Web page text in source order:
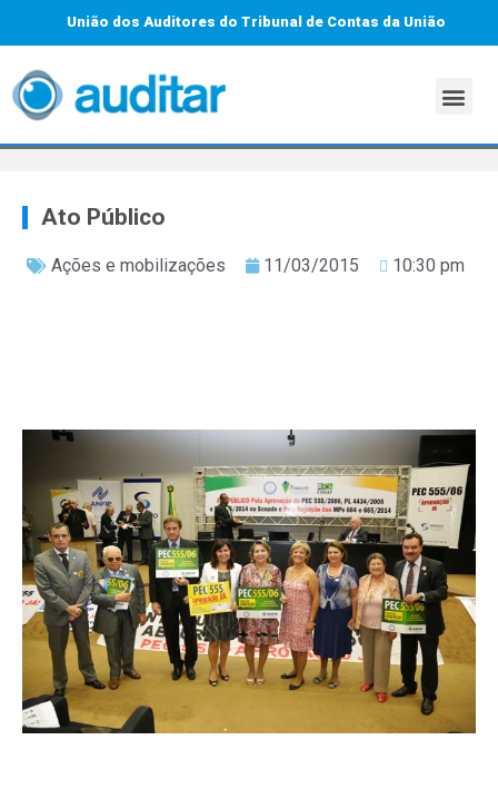
União dos Auditores do Tribunal de Contas da União
Ato Público
Ações e mobilizações 11/03/2015 10:30 pm